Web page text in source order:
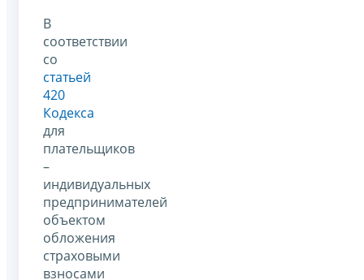
В
соответствии
со
статьей
420
Кодекса
для
плательщиков
–
индивидуальных
предпринимателей
объектом
обложения
страховыми
взносами